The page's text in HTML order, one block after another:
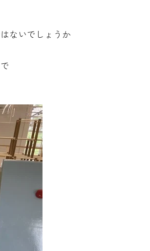
ないでしょうか